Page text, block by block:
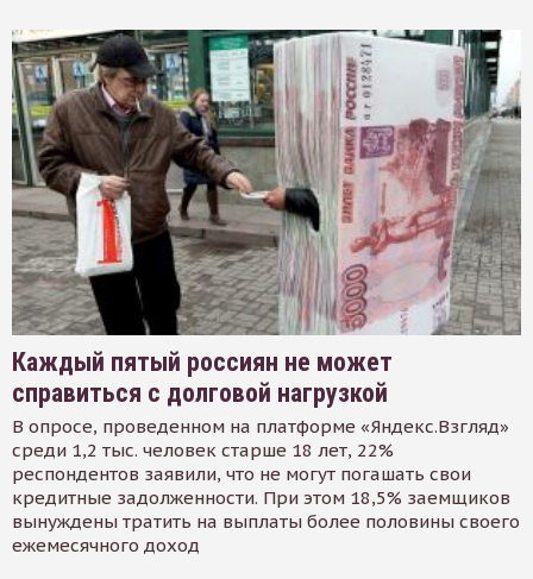
Каждый пятый россиян не может
справиться с долговой нагрузкой
В опросе, проведенном на платформе «Яндекс.Взгляд»
среди 1,2 тыс. человек старше 18 лет, 22%
респондентов заявили, что не могут погашать свои
кредитные задолженности. При этом 18,5% заемщиков
вынуждены тратить на выплаты более половины своего
ежемесячного доход